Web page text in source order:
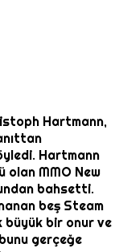
Hartmann,
Hartmann
olan MMO New
bahsetti.
beş Steam
büyük bir onur ve
gerçeğe